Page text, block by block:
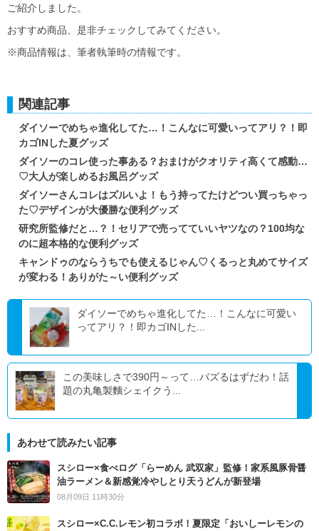
ご紹介しました。
おすすめ商品、是非チェックしてみてください。
※商品情報は、筆者執筆時の情報です。
関連記事
ダイソーでめちゃ進化してた…！こんなに可愛いってアリ？！即
カゴINした夏グッズ
ダイソーのコレ使った事ある？おまけがクオリティ高くて感動…
♡大人が楽しめるお風呂グッズ
ダイソーさんコレはズルいよ！もう持ってたけどつい買っちゃっ
た♡デザインが大優勝な便利グッズ
研究所監修だと…？！セリアで売ってていいヤツなの？100均な
のに超本格的な便利グッズ
キャンドゥのならうちでも使えるじゃん♡くるっと丸めてサイズ
が変わる！ありがた～い便利グッズ
ダイソーでめちゃ進化してた…！こんなに可愛い
ってアリ？！即カゴINした...
この美味しさで390円～って…バズるはずだわ！話
題の丸亀製麵シェイクう...
あわせて読みたい記事
スシロー×食べログ「らーめん 武双家」監修！家系風豚骨醤
油ラーメン＆新感覚冷やしとり天うどんが新登場
08月09日 11時30分
スシロー×C.C.レモン初コラボ！夏限定「おいしーレモンの